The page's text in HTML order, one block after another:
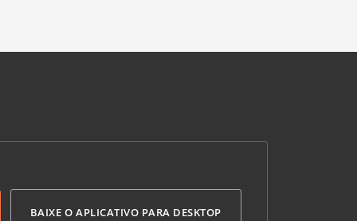
BAIXE O APLICATIVO PARA DESKTOP